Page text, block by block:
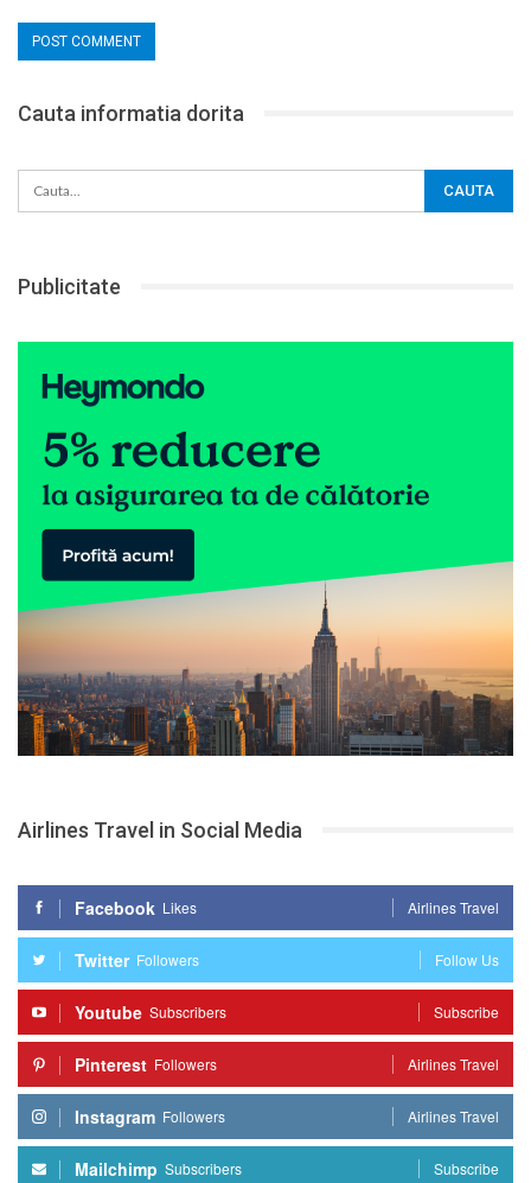
Cauta informatia dorita
Publicitate
Airlines Travel in Social Media
Facebook Likes Airlines Travel
Twitter Followers Follow Us
Youtube Subscribers Subscribe
Pinterest Followers Airlines Travel
Instagram Followers Airlines Travel
Mailchimp Subscribers Subscribe